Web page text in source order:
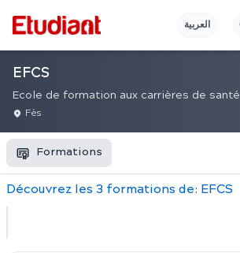
العربية
EFCS
Ecole de formation aux carrières de santé
Fès
Formations
Découvrez les 3 formations de: EFCS